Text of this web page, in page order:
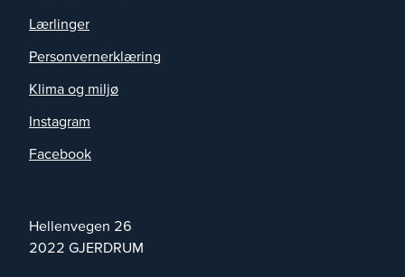
Hellenvegen 26
2022 GJERDRUM
Lærlinger
Personvernerklæring
Klima og miljø
Instagram
Facebook